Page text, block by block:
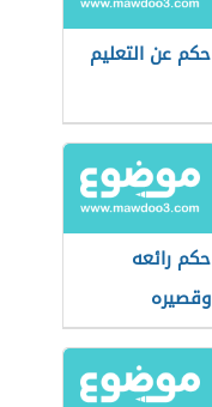
حكم عن التعليم
حكم رائعه
وقصيره